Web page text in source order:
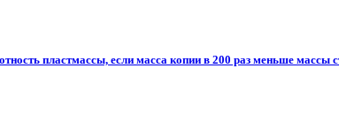
пластмассы, если масса копии в 200 раз меньше массы